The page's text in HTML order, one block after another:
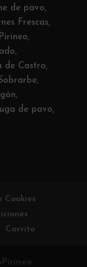
de pavo,
Frescas,
,
,
de Castro,
,
,
de pavo,
Cookies
Carrito